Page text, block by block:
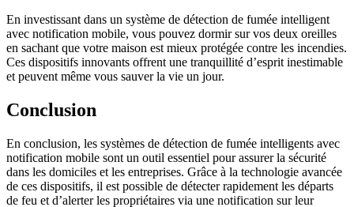
En investissant dans un système de détection de fumée intelligent
avec notification mobile, vous pouvez dormir sur vos deux oreilles
en sachant que votre maison est mieux protégée contre les incendies.
Ces dispositifs innovants offrent une tranquillité d’esprit inestimable
et peuvent même vous sauver la vie un jour.
Conclusion
En conclusion, les systèmes de détection de fumée intelligents avec
notification mobile sont un outil essentiel pour assurer la sécurité
dans les domiciles et les entreprises. Grâce à la technologie avancée
de ces dispositifs, il est possible de détecter rapidement les départs
de feu et d’alerter les propriétaires via une notification sur leur